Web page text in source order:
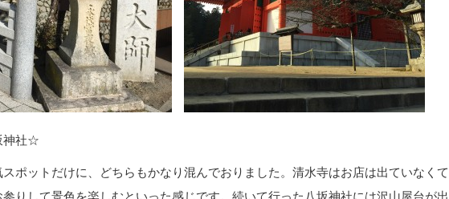
神社☆
ポットだけに、どちらもかなり混んでおりました。清水寺はお店は出ていなくて